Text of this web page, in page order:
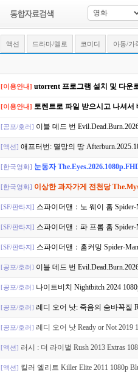
액션 드라마/멜로 코미디 아동/가
[이용안내] utorrent 프로그램 설치 및 다운
[이용안내] 토렌트로 파일 받으시고 나셔서
[공포/호러] 이블 데드 번
[액션] 애프터번: 멸망의 땅
[한국영화] 눈동자
[한국영화] 이상한 과자가게 전천당
[SF/판타지] 스파이더맨：노 웨이 홈 Spider-
[SF/판타지] 스파이더맨：파 프롬 홈 Spider-
[SF/판타지] 스파이더맨：홈커밍 Spider-
[공포/호러] 이블 데드 번
[공포/호러] 나이트비치 Nightbitch 2024
[공포/호러] 레디 오어 낫: 죽음의 숨바꼭질
[공포/호러] 레디 오어 낫 Ready or Not 2019
[액션] 러시 : 더 라이벌 Rush 2013 Extras
[액션] 킬러 엘리트 Killer Elite 2011 1080p